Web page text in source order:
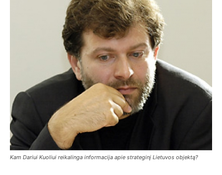
Kam Dariui Kuoliui reikalinga informacija apie strateginį Lietuvos objektą?